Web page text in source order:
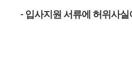
- 입사지원 서류에 허위사